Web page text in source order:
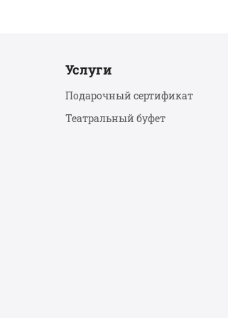
Услуги
Подарочный сертификат
Театральный буфет